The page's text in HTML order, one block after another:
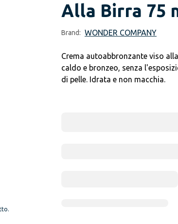
Alla Birra 75
Brand: WONDER COMPANY
Crema autoabbronzante viso
caldo e bronzeo, senza
di pelle. Idrata e non macchia.